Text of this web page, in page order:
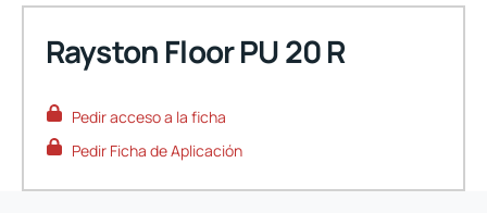
Rayston Floor PU 20 R
Pedir acceso a la ficha
Pedir Ficha de Aplicación